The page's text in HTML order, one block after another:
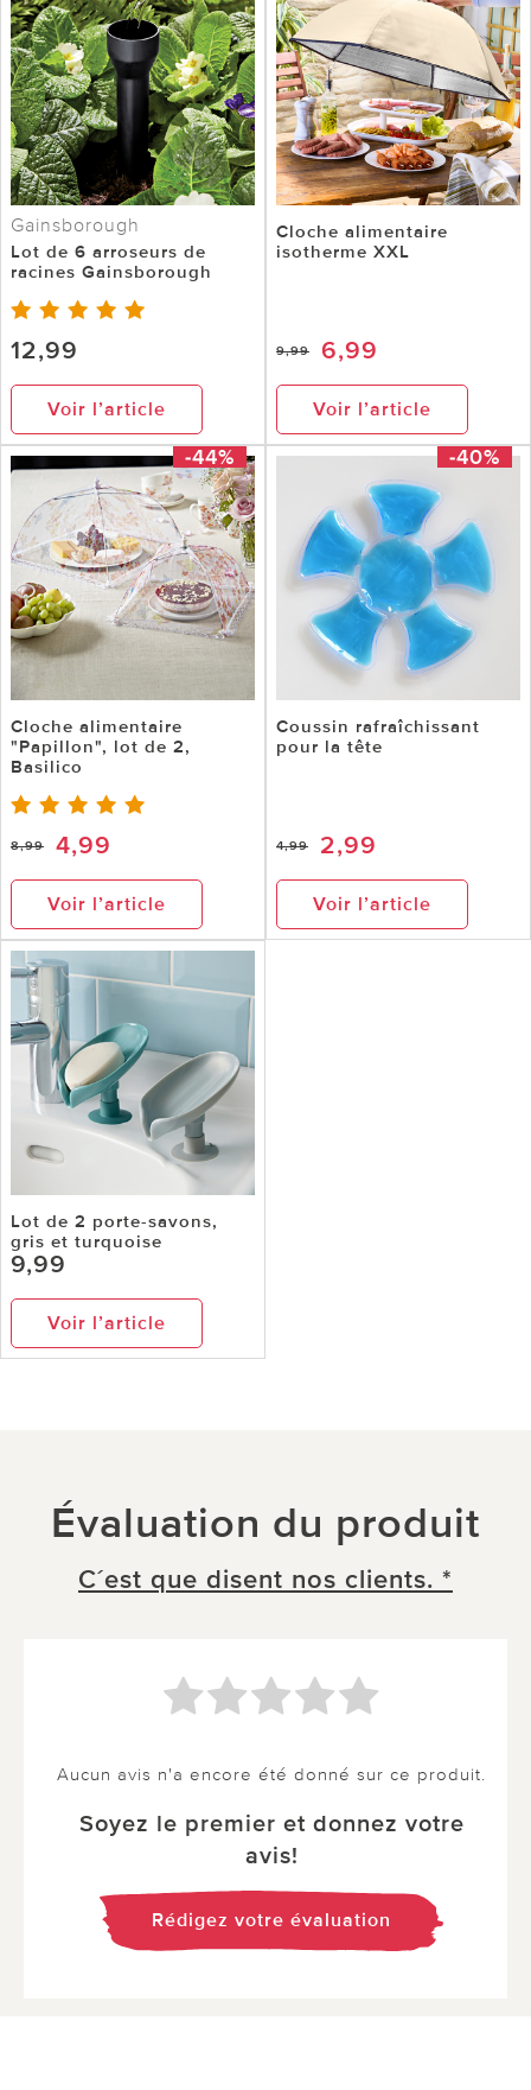
Gainsborough
Lot de 6 arroseurs de
racines Gainsborough
12,99
Voir l’article
Cloche alimentaire
isotherme XXL
9,99 6,99
Voir l’article
-44%
Cloche alimentaire
"Papillon", lot de 2,
Basilico
8,99 4,99
Voir l’article
-40%
Coussin rafraîchissant
pour la tête
4,99 2,99
Voir l’article
Lot de 2 porte-savons,
gris et turquoise
9,99
Voir l’article
Évaluation du produit
C´est que disent nos clients. *
Aucun avis n'a encore été donné sur ce produit.
Soyez le premier et donnez votre
avis!
Rédigez votre évaluation